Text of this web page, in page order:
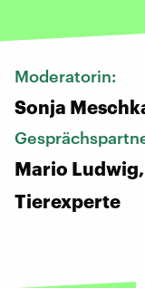
Moderatorin:
Sonja
Mario
Tierexperte